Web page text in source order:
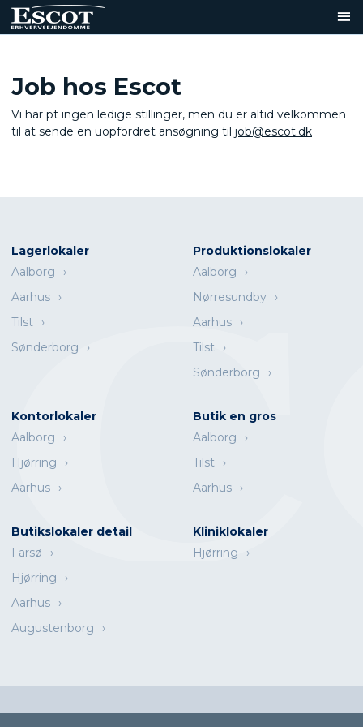
Job hos Escot
Vi har pt ingen ledige stillinger, men du er altid velkommen
til at sende en uopfordret ansøgning til job@escot.dk
Lagerlokaler
Aalborg
Aarhus
Tilst
Sønderborg
Produktionslokaler
Aalborg
Nørresundby
Aarhus
Tilst
Sønderborg
Kontorlokaler
Aalborg
Hjørring
Aarhus
Butik en gros
Aalborg
Tilst
Aarhus
Butikslokaler detail
Farsø
Hjørring
Aarhus
Augustenborg
Kliniklokaler
Hjørring